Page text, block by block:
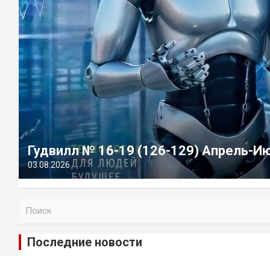
Гудвилл № 16-19 (126-129) Апрель-
03.08.2026
и
Последние новости